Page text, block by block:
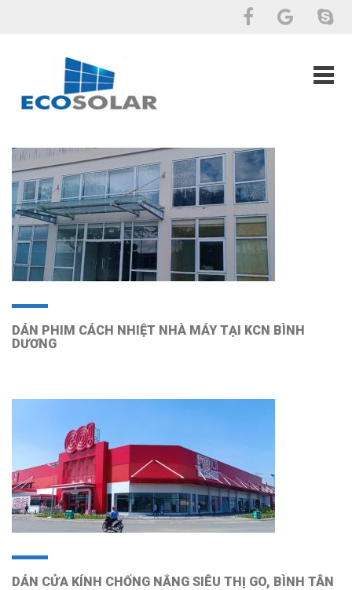
DÁN PHIM CÁCH NHIỆT NHÀ MÁY TẠI KCN BÌNH
DƯƠNG
DÁN CỬA KÍNH CHỐNG NẮNG SIÊU THỊ GO, BÌNH TÂN